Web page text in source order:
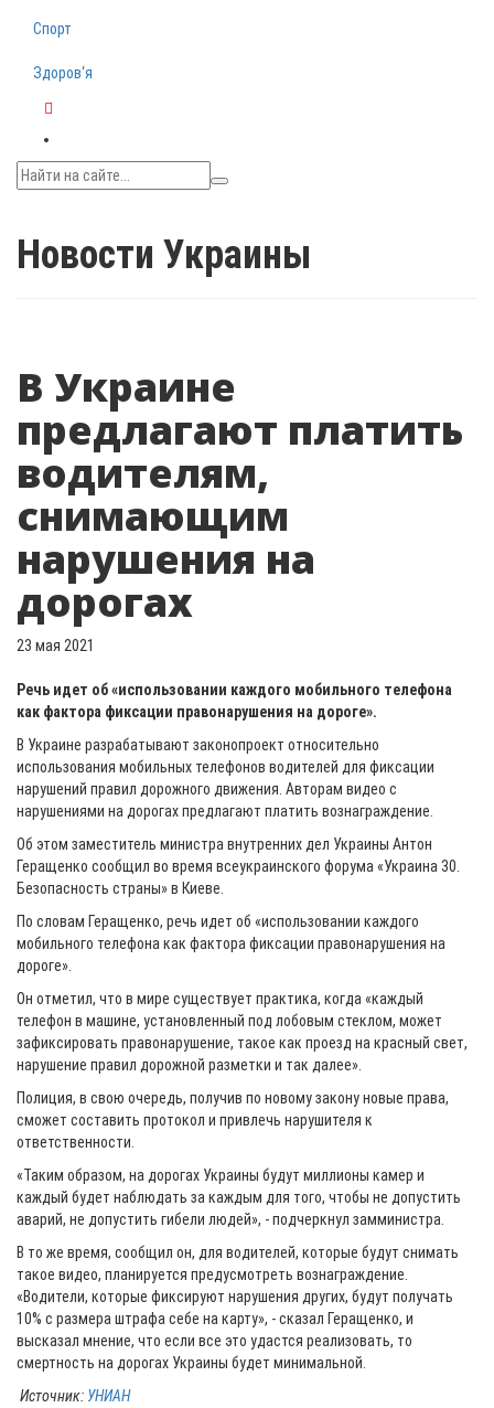
Спорт
Здоров‘я
Новости Украины
В Украине
предлагают платить
водителям,
снимающим
нарушения на
дорогах
23 мая 2021
Речь идет об «использовании каждого мобильного телефона
как фактора фиксации правонарушения на дороге».
В Украине разрабатывают законопроект относительно
использования мобильных телефонов водителей для фиксации
нарушений правил дорожного движения. Авторам видео с
нарушениями на дорогах предлагают платить вознаграждение.
Об этом заместитель министра внутренних дел Украины Антон
Геращенко сообщил во время всеукраинского форума «Украина 30.
Безопасность страны» в Киеве.
По словам Геращенко, речь идет об «использовании каждого
мобильного телефона как фактора фиксации правонарушения на
дороге».
Он отметил, что в мире существует практика, когда «каждый
телефон в машине, установленный под лобовым стеклом, может
зафиксировать правонарушение, такое как проезд на красный свет,
нарушение правил дорожной разметки и так далее».
Полиция, в свою очередь, получив по новому закону новые права,
сможет составить протокол и привлечь нарушителя к
ответственности.
«Таким образом, на дорогах Украины будут миллионы камер и
каждый будет наблюдать за каждым для того, чтобы не допустить
аварий, не допустить гибели людей», - подчеркнул замминистра.
В то же время, сообщил он, для водителей, которые будут снимать
такое видео, планируется предусмотреть вознаграждение.
«Водители, которые фиксируют нарушения других, будут получать
10% с размера штрафа себе на карту», - сказал Геращенко, и
высказал мнение, что если все это удастся реализовать, то
смертность на дорогах Украины будет минимальной.
Источник: УНИАН